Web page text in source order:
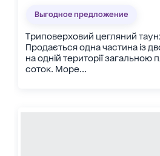
Выгодное предложение
Триповерховий цегляний
Продається одна частина із
на одній території
соток. Море...